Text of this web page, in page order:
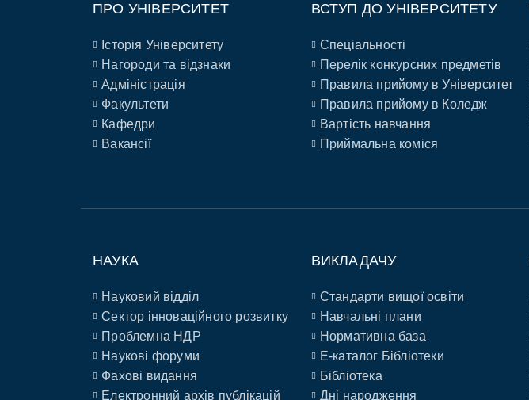
ПРО УНІВЕРСИТЕТ
Історія Університету
Нагороди та відзнаки
Адміністрація
Факультети
Кафедри
Вакансії
ВСТУП ДО УНІВЕРСИТЕТУ
Спеціальності
Перелік конкурсних предметів
Правила прийому в Університет
Правила прийому в Коледж
Вартість навчання
Приймальна коміся
НАУКА
Науковий відділ
Сектор інноваційного розвитку
Проблемна НДР
Наукові форуми
Фахові видання
Електронний архів публікацій
ВИКЛАДАЧУ
Стандарти вищої освіти
Навчальні плани
Нормативна база
E-каталог Бібліотеки
Бібліотека
Дні народження